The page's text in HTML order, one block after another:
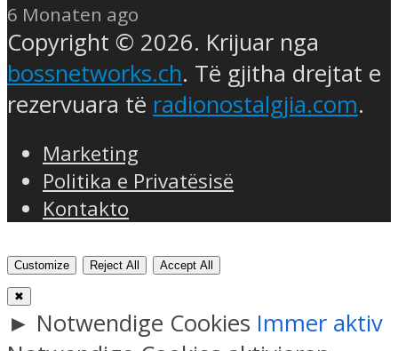
6 Monaten ago
Copyright © 2026. Krijuar nga
bossnetworks.ch. Të gjitha drejtat e
rezervuara të radionostalgjia.com.
Marketing
Politika e Privatësisë
Kontakto
Customize Reject All Accept All
✖
► Notwendige Cookies Immer aktiv